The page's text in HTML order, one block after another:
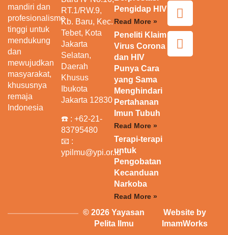
mandiri dan
profesionalisme
tinggi untuk
mendukung
dan
mewujudkan
masyarakat,
khususnya
remaja
Indonesia
RT.1/RW.9,
Kb. Baru, Kec.
Tebet, Kota
Jakarta
Selatan,
Daerah
Khusus
Ibukota
Jakarta 12830
☎️ : +62-21-
83795480
📧 :
ypilmu@ypi.or.id
Pengidap HIV
Read More »
Peneliti Klaim
Virus Corona
dan HIV
Punya Cara
yang Sama
Menghindari
Pertahanan
Imun Tubuh
Read More »
Terapi-terapi
untuk
Pengobatan
Kecanduan
Narkoba
Read More »
© 2026 Yayasan
Pelita Ilmu
Website by
ImamWorks